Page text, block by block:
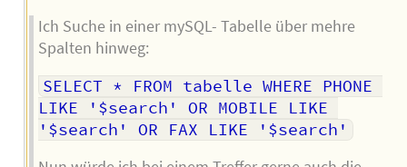
Ich Suche in einer mySQL- Tabelle über mehre
Spalten hinweg:
SELECT * FROM tabelle WHERE PHONE
LIKE '$search' OR MOBILE LIKE
'$search' OR FAX LIKE '$search'